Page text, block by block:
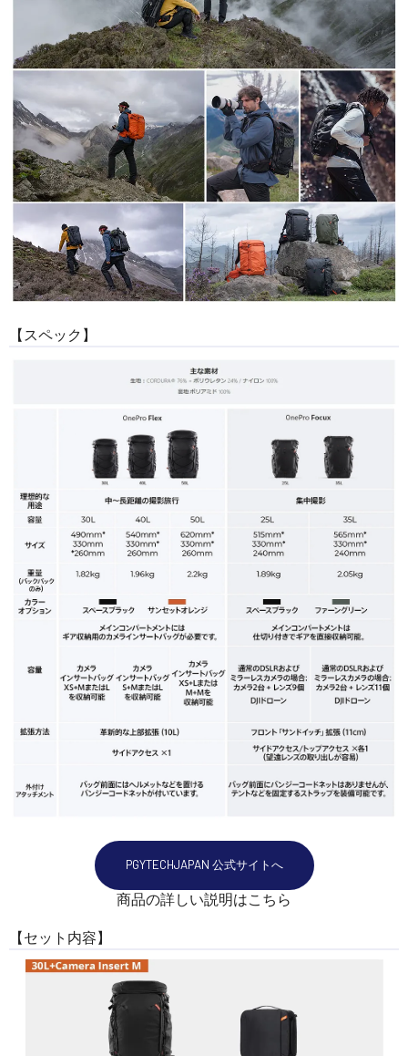
【スペック】
PGYTECHJAPAN 公式サイトへ
商品の詳しい説明はこちら
【セット内容】